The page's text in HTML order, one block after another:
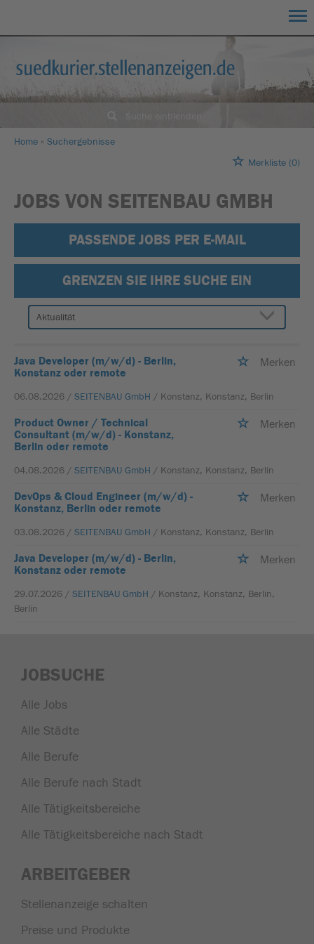
Home
Suchergebnisse
Merkliste (0)
JOBS VON SEITENBAU GMBH
PASSENDE JOBS PER E-MAIL
GRENZEN SIE IHRE SUCHE EIN
Java Developer (m/w/d) - Berlin,
Konstanz oder remote
Merken
06.08.2026 / SEITENBAU GmbH / Konstanz, Konstanz, Berlin
Product Owner / Technical
Consultant (m/w/d) - Konstanz,
Berlin oder remote
Merken
04.08.2026 / SEITENBAU GmbH / Konstanz, Konstanz, Berlin
DevOps & Cloud Engineer (m/w/d) -
Konstanz, Berlin oder remote
Merken
03.08.2026 / SEITENBAU GmbH / Konstanz, Konstanz, Berlin
Java Developer (m/w/d) - Berlin,
Konstanz oder remote
Merken
29.07.2026 / SEITENBAU GmbH / Konstanz, Konstanz, Berlin,
Berlin
JOBSUCHE
Alle Jobs
Alle Städte
Alle Berufe
Alle Berufe nach Stadt
Alle Tätigkeitsbereiche
Alle Tätigkeitsbereiche nach Stadt
ARBEITGEBER
Stellenanzeige schalten
Preise und Produkte